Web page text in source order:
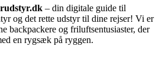
– din digitale guide til
og det rette udstyr til dine rejser! Vi er
backpackere og friluftsentusiaster, der
en rygsæk på ryggen.